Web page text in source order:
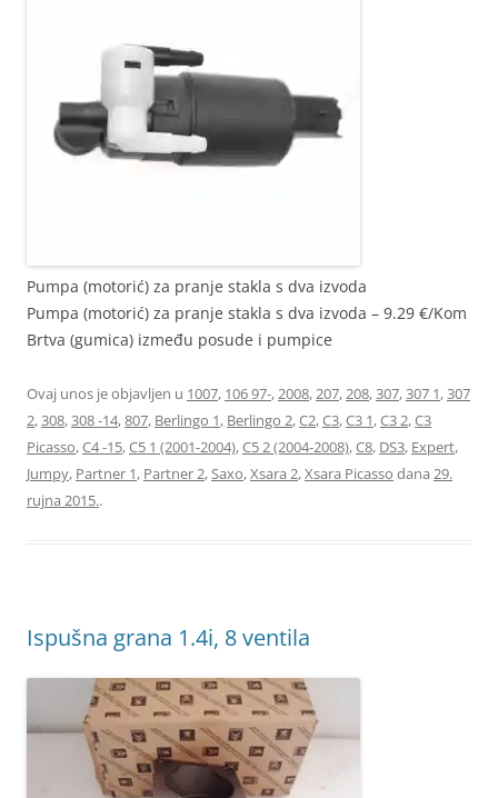
Pumpa (motorić) za pranje stakla s dva izvoda
Pumpa (motorić) za pranje stakla s dva izvoda – 9.29 €/Kom
Brtva (gumica) između posude i pumpice
Ovaj unos je objavljen u 1007, 106 97-,2008,207,208,307,307 1,307
2,308,308 -14,807, Berlingo 1, Berlingo 2,C2,C3,C3 1,C3 2,C3
Picasso,C4 -15,C5 1 (2001-2004),C5 2 (2004-2008),C8, DS3, Expert,
Jumpy, Partner 1, Partner 2,Saxo,Xsara 2,Xsara Picasso dana 29.
rujna 2015..
Ispušna grana 1.4i, 8 ventila